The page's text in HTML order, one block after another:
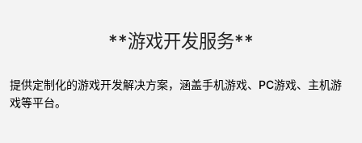
**游戏开发服务**
提供定制化的游戏开发解决方案，涵盖手机游戏、PC游戏、主机游
戏等平台。